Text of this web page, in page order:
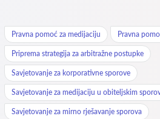
Pravna pomoć za medijaciju Pravna
Priprema strategija za arbitražne postupke
Savjetovanje za korporativne sporove
Savjetovanje za medijaciju u obiteljskim
Savjetovanje za mirno rješavanje sporova